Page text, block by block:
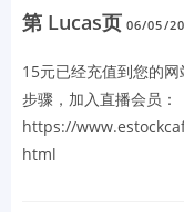
第 Lucas页 06/05/
15元已经充值到您的
步骤，加入直播会员：
https://
html